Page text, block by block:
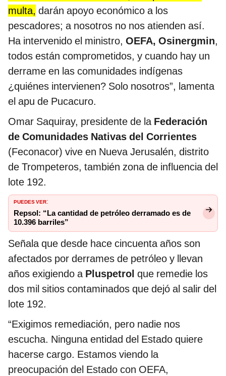
multa, darán apoyo económico a los
pescadores; a nosotros no nos atienden así.
Ha intervenido el ministro, OEFA, Osinergmin,
todos están comprometidos, y cuando hay un
derrame en las comunidades indígenas
¿quiénes intervienen? Solo nosotros”, lamenta
el apu de Pucacuro.
Omar Saquiray, presidente de la Federación
de Comunidades Nativas del Corrientes
(Feconacor) vive en Nueva Jerusalén, distrito
de Trompeteros, también zona de influencia del
lote 192.
PUEDES VER:
Repsol: “La cantidad de petróleo derramado es de
10.396 barriles”
Señala que desde hace cincuenta años son
afectados por derrames de petróleo y llevan
años exigiendo a Pluspetrol que remedie los
dos mil sitios contaminados que dejó al salir del
lote 192.
“Exigimos remediación, pero nadie nos
escucha. Ninguna entidad del Estado quiere
hacerse cargo. Estamos viendo la
preocupación del Estado con OEFA,